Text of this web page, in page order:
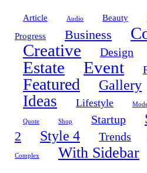
Article Audio Beauty
Progress
Business
Creative
Design
Estate Event
Featured Gallery
Ideas Lifestyle
Quote Shop Startup
2
Style 4 Trends
Complex With Sidebar